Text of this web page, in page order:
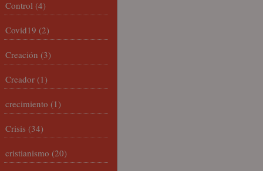
Control (4)
Covid19 (2)
Creación (3)
Creador (1)
crecimiento (1)
Crisis (34)
cristianismo (20)